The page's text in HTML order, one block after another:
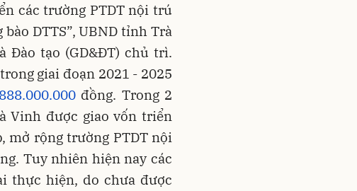
các trường PTDT nội trú
DTTS”, UBND tỉnh Trà
Đào tạo (GD&ĐT) chủ trì.
giai đoạn 2021 - 2025
đồng. Trong 2
Vinh được giao vốn triển
mở rộng trường PTDT nội
Tuy nhiên hiện nay các
thực hiện, do chưa được